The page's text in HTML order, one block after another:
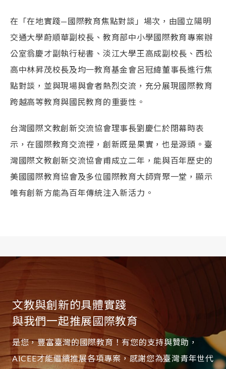
在「在地實踐—國際教育焦點對談」場次，由國立陽明
交通大學蔚順華副校長、教育部中小學國際教育專案辦
公室翁慶才副執行秘書、淡江大學王高成副校長、西松
高中林昇茂校長及均一教育基金會呂冠緯董事長進行焦
點對談，並與現場與會者熱烈交流，充分展現國際教育
跨越高等教育與國民教育的重要性。
台灣國際文教創新交流協會理事長劉慶仁於閉幕時表
示，在國際教育交流裡，創新既是果實，也是源頭。臺
灣國際文教創新交流協會甫成立二年，能與百年歷史的
美國國際教育協會及多位國際教育大師齊聚一堂，顯示
唯有創新方能為百年傳統注入新活力。
文教與創新的具體實踐
與我們一起推展國際教育
是您，豐富臺灣的國際教育！有您的支持與贊助，
AICEE才能繼續推展各項專案，感謝您為臺灣青年世代